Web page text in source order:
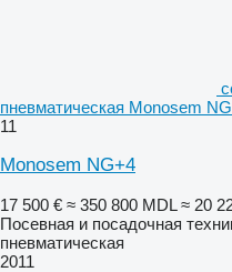
пневматическая Monosem
11
Monosem NG+4
17 500 € ≈ 350 800 MDL ≈ 20
Посевная и посадочная
пневматическая
2011